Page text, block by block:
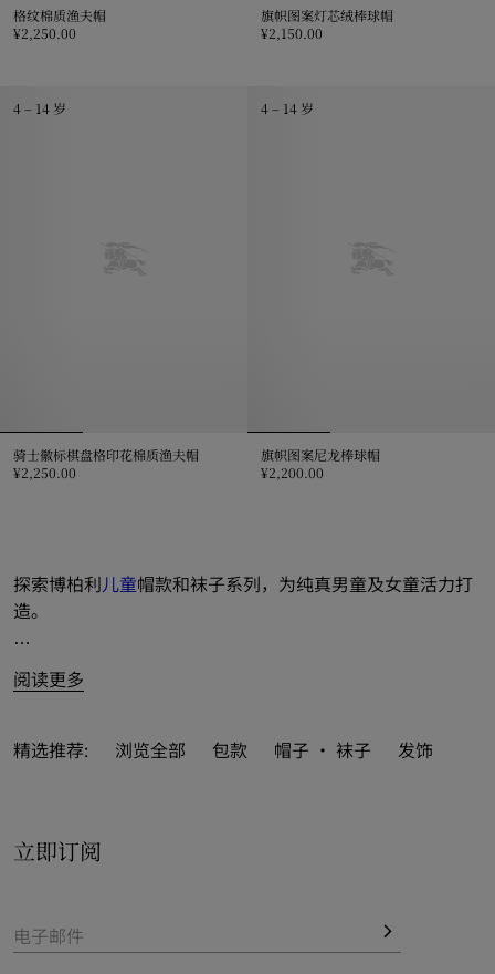
探索博柏利儿童帽款和袜子系列，为纯真男童及女童活力打
造。
款式。推出双面两用设计，融入标志性
阅读更多
格纹棉质渔夫帽
¥2,250.00
旗帜图案灯芯绒棒球帽
¥2,150.00
4 – 14 岁
骑士徽标棋盘格印花棉质渔夫帽
¥2,250.00
4 – 14 岁
旗帜图案尼龙棒球帽
¥2,200.00
精选推荐: 浏览全部 包款 帽子 · 袜子 发饰
立即订阅
电子邮件